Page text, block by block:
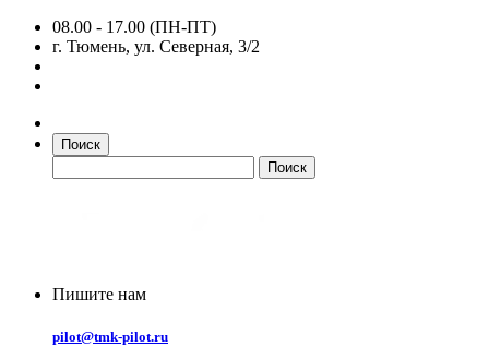
08.00 - 17.00 (ПН-ПТ)
г. Тюмень, ул. Северная, 3/2
Поиск
Пишите нам
pilot@tmk-pilot.ru